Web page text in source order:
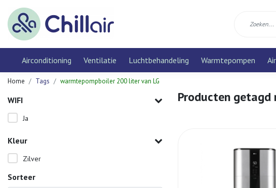
Airconditioning Ventilatie Luchtbehandeling Warmtepompen
Home Tags warmtepompboiler 200 liter van LG
WIFI
Ja
Kleur
Zilver
Sorteer
Producten